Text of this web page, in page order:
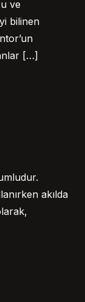
ve
bilinen
[…]
akılda